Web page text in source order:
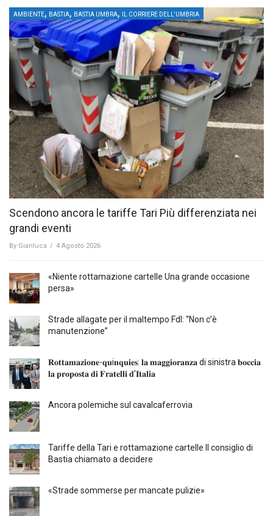
AMBIENTE, BASTIA, BASTIA UMBRA, IL CORRIERE DELL'UMBRIA
Scendono ancora le tariffe Tari Più differenziata nei
grandi eventi
By Gianluca / 4 Agosto 2026
«Niente rottamazione cartelle Una grande occasione
persa»
Strade allagate per il maltempo FdI: “Non c’è
manutenzione”
𝐑𝐨𝐭𝐭𝐚𝐦𝐚𝐳𝐢𝐨𝐧𝐞-𝐪𝐮i𝐧𝐪𝐮𝐢𝐞𝐬: 𝐥𝐚 𝐦𝐚𝐠𝐠𝐢𝐨𝐫𝐚𝐧𝐳𝐚 di sinistra 𝐛𝐨𝐜𝐜𝐢𝐚
𝐥𝐚 𝐩𝐫𝐨𝐩𝐨𝐬𝐭𝐚 𝐝𝐢 𝐅𝐫𝐚𝐭𝐞𝐥𝐥𝐢 𝐝’𝐈𝐭𝐚𝐥𝐢𝐚
Ancora polemiche sul cavalcaferrovia
Tariffe della Tari e rottamazione cartelle Il consiglio di
Bastia chiamato a decidere
«Strade sommerse per mancate pulizie»